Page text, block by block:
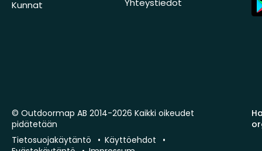
Kunnat
Yhteystiedot
© Outdoormap AB 2014-2026 Kaikki oikeudet
pidätetään
Tietosuojakäytäntö
Käyttöehdot